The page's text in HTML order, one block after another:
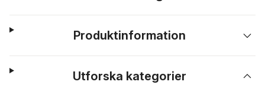
Produktinformation
Utforska kategorier